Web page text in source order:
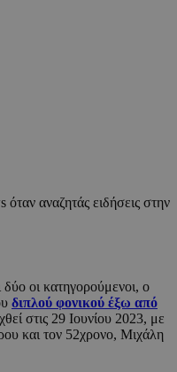
αναζητάς ειδήσεις στην
δύο οι κατηγορούμενοι, ο
διπλού φονικού έξω από
στις 29 Ιουνίου 2023, με
και τον 52χρονο, Μιχάλη